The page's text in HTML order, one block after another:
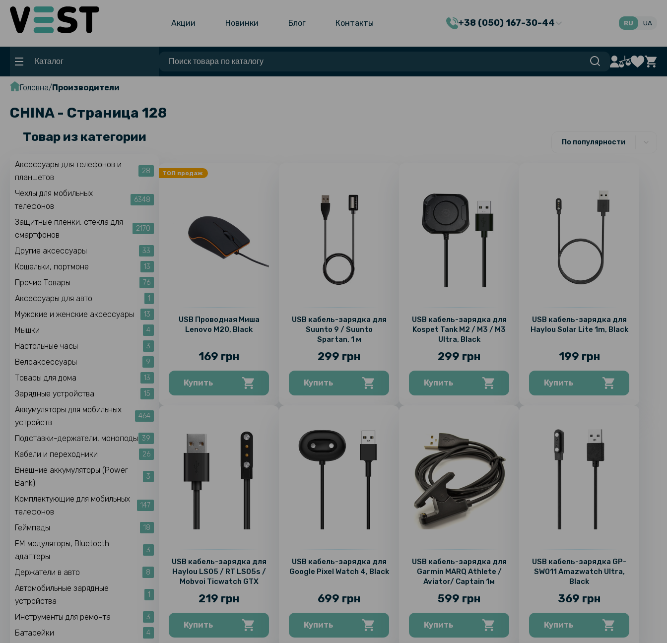
Акции Новинки Блог Контакты +38 (050) 167-30-44 RU UA
Каталог
Головна Производители
CHINA - Страница 128
Товар из категории
Аксессуары для телефонов и
планшетов
28
Чехлы для мобильных
телефонов
6348
Защитные пленки, стекла для
смартфонов
2170
Другие аксессуары 33
Кошельки, портмоне 13
Прочие Товары 76
Аксессуары для авто 1
Мужские и женские аксессуары 13
Мышки 4
Настольные часы 3
Велоаксессуары 9
Товары для дома 13
Зарядные устройства 15
Аккумуляторы для мобильных
устройств
464
Подставки-держатели, моноподы 39
Кабели и переходники 26
Внешние аккумуляторы (Power
Bank)
3
Комплектующие для мобильных
телефонов
147
Геймпады 18
FM модуляторы, Bluetooth
адаптеры
3
Держатели в авто 8
Автомобильные зарядные
устройства
1
Инструменты для ремонта 3
Батарейки 4
По популярности
ТОП продаж
USB Проводная Миша
Lenovo M20, Black
169 грн
Купить
USB кабель-зарядка для
Suunto 9 / Suunto
Spartan, 1 м
299 грн
Купить
USB кабель-зарядка для
Kospet Tank M2 / M3 / M3
Ultra, Black
299 грн
Купить
USB кабель-зарядка для
Haylou Solar Lite 1m, Black
199 грн
Купить
USB кабель-зарядка для
Haylou LS05 / RT LS05s /
Mobvoi Ticwatch GTX
219 грн
Купить
USB кабель-зарядка для
Google Pixel Watch 4, Black
699 грн
Купить
USB кабель-зарядка для
Garmin MARQ Athlete /
Aviator/ Captain 1м
599 грн
Купить
USB кабель-зарядка GP-
SW011 Amazwatch Ultra,
Black
369 грн
Купить